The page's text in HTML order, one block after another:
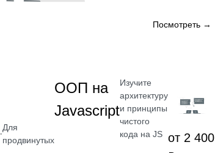
Посмотреть →
·
Для
продвинутых
ООП на
Javascript
Изучите
архитектуру
и принципы
чистого
кода на JS от 2 400